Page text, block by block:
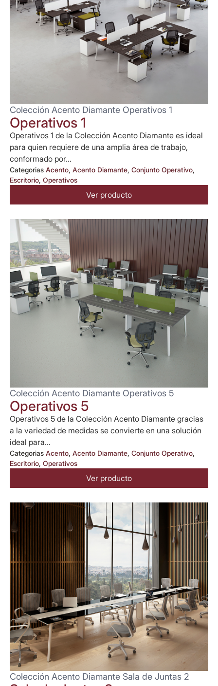
Colección Acento Diamante Operativos 1
Operativos 1
Operativos 1 de la Colección Acento Diamante es ideal
para quien requiere de una amplia área de trabajo,
conformado por...
Categorias Acento, Acento Diamante, Conjunto Operativo,
Escritorio, Operativos
Ver producto
Colección Acento Diamante Operativos 5
Operativos 5
Operativos 5 de la Colección Acento Diamante gracias
a la variedad de medidas se convierte en una solución
ideal para...
Categorias Acento, Acento Diamante, Conjunto Operativo,
Escritorio, Operativos
Ver producto
Colección Acento Diamante Sala de Juntas 2